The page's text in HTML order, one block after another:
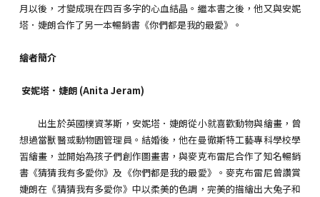
月以後，才變成現在四百多字的心血結晶。繼本書之後，他又與安妮
塔．婕朗合作了另一本暢銷書《你們都是我的最愛》。
繪者簡介
安妮塔．婕朗 (Anita Jeram)
出生於英國樸資茅斯，安妮塔．婕朗從小就喜歡動物與繪畫，曾
想過當獸醫或動物園管理員。結婚後，他在曼徹斯特工藝專科學校學
習繪畫，並開始為孩子們創作圖畫書，與麥克布雷尼合作了知名暢銷
書《猜猜我有多愛你》及《你們都是我的最愛》。麥克布雷尼曾讚賞
婕朗在《猜猜我有多愛你》中以柔美的色調，完美的描繪出大兔子和